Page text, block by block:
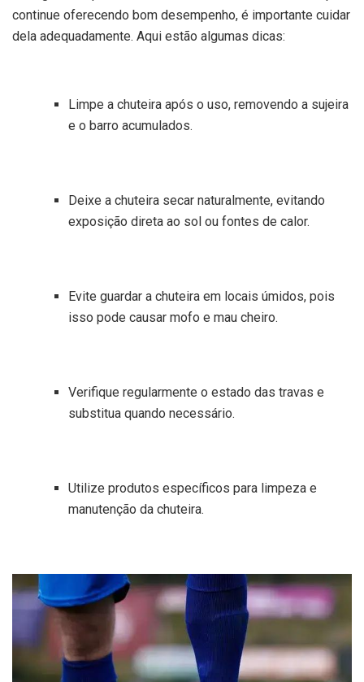
continue oferecendo bom desempenho, é importante cuidar
dela adequadamente. Aqui estão algumas dicas:
Limpe a chuteira após o uso, removendo a sujeira
e o barro acumulados.
Deixe a chuteira secar naturalmente, evitando
exposição direta ao sol ou fontes de calor.
Evite guardar a chuteira em locais úmidos, pois
isso pode causar mofo e mau cheiro.
Verifique regularmente o estado das travas e
substitua quando necessário.
Utilize produtos específicos para limpeza e
manutenção da chuteira.